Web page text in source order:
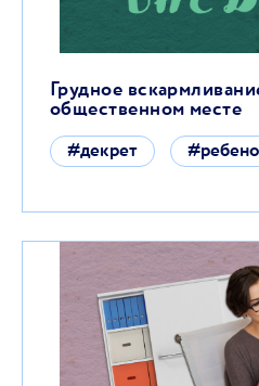
Грудное
общественном месте
#декрет